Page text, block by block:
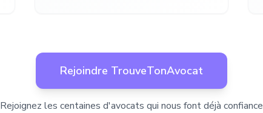
Rejoindre TrouveTonAvocat
Rejoignez les centaines d'avocats qui nous font déjà confiance